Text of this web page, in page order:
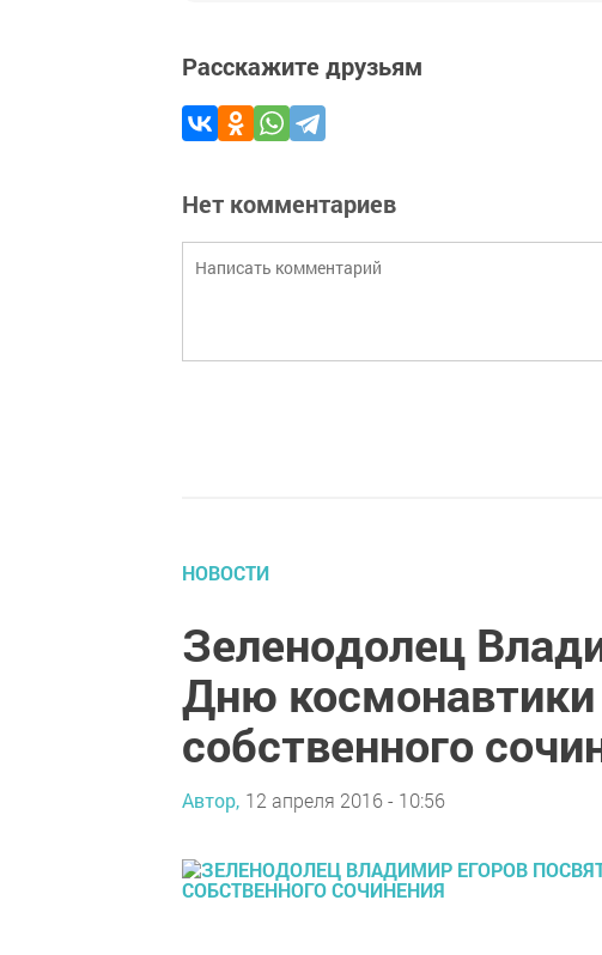
Расскажите друзьям
Нет комментариев
НОВОСТИ
Зеленодолец
Дню космонавтики
собственного
Автор, 12 апреля 2016 - 10:56